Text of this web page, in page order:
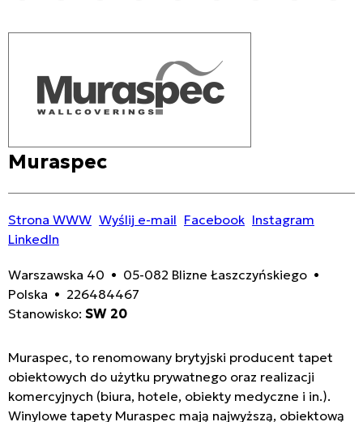
Muraspec
Strona WWW Wyślij e-mail Facebook Instagram
LinkedIn
Warszawska 40 • 05-082 Blizne Łaszczyńskiego •
Polska • 226484467
Stanowisko: SW 20
Muraspec, to renomowany brytyjski producent tapet
obiektowych do użytku prywatnego oraz realizacji
komercyjnych (biura, hotele, obiekty medyczne i in.).
Winylowe tapety Muraspec mają najwyższą, obiektową